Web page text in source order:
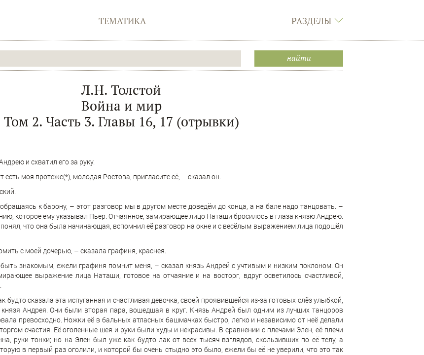
ТЕМАТИКА РАЗДЕЛЫ
Л.Н. Толстой
Война и мир
Том 2. Часть 3. Главы 16, 17 (отрывки)
и схватил его за руку.
есть моя протеже(*), молодая Ростова, пригласите её, – сказал он.
к барону, – этот разговор мы в другом месте доведём до конца, а на бале надо танцовать. –
которое ему указывал Пьер. Отчаянное, замирающее лицо Наташи бросилось в глаза князю Андрею.
понял, что она была начинающая, вспомнил её разговор на окне и с весёлым выражением лица подошёл
с моей дочерью, – сказала графиня, краснея.
знакомым, ежели графиня помнит меня, – сказал князь Андрей с учтивым и низким поклоном. Он
выражение лица Наташи, готовое на отчаяние и на восторг, вдруг осветилось счастливой,
будто сказала эта испуганная и счастливая девочка, своей проявившейся из-за готовых слёз улыбкой,
Андрея. Они были вторая пара, вошедшая в круг. Князь Андрей был одним из лучших танцоров
превосходно. Ножки её в бальных атласных башмачках быстро, легко и независимо от неё делали
счастия. Её оголенные шея и руки были худы и некрасивы. В сравнении с плечами Элен, её плечи
руки тонки; но на Элен был уже как будто лак от всех тысяч взглядов, скользивших по её телу, а
в первый раз оголили, и которой бы очень стыдно это было, ежели бы её не уверили, что это так